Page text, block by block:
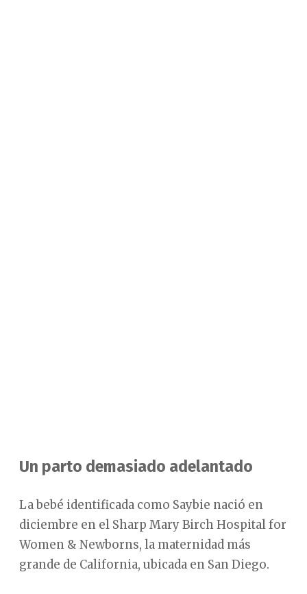
Un parto demasiado adelantado
La bebé identificada como Saybie nació en
diciembre en el Sharp Mary Birch Hospital for
Women & Newborns, la maternidad más
grande de California, ubicada en San Diego.